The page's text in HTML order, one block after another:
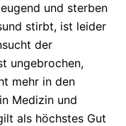
und sterben
stirbt, ist leider
der
ungebrochen,
mehr in den
Medizin und
als höchstes Gut